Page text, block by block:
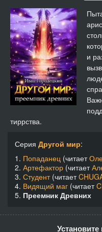
14-Преемник древних
15-Преемник древних
16-Преемник древних
17-Преемник древних
18-Преемник древних
19-Преемник древних
и
тиррства.
Серия Другой мир:
1. Попаданец (читает
2. Артефактор (читает
3. Студент(читает
4. Видящий маг (читает
5. Преемник Древних